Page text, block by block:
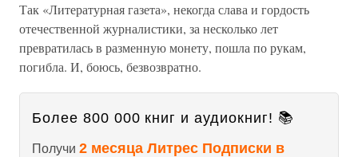
Так «Литературная газета», некогда слава и гордость
отечественной журналистики, за несколько лет
превратилась в разменную монету, пошла по рукам,
погибла. И, боюсь, безвозвратно.
Более 800 000 книг и аудиокниг! 📚
Получи 2 месяца Литрес Подписки в